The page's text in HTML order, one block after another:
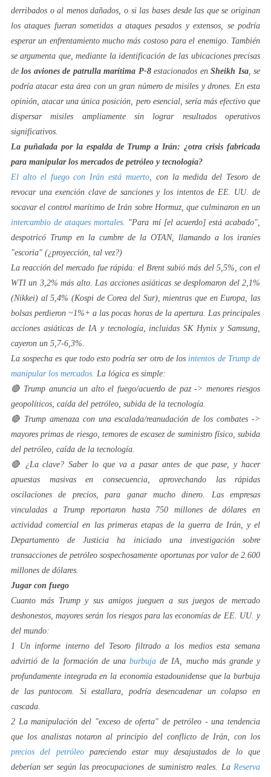
derribados o al menos dañados, o si las bases desde las que se originan
los ataques fueran sometidas a ataques pesados y extensos, se podría
esperar un enfrentamiento mucho más costoso para el enemigo. También
se argumenta que, mediante la identificación de las ubicaciones precisas
delos aviones de patrulla marítima P-8estacionados enSheikh Isa, se
podría atacar esta área con un gran número de misiles y drones. En esta
opinión, atacar una única posición, pero esencial, sería más efectivo que
dispersar misiles ampliamente sin lograr resultados operativos
significativos.
La puñalada por la espalda de Trump a Irán: ¿otra crisis fabricada
para manipular los mercados de petróleo y tecnología?
El alto el fuego con Irán está muerto, con la medida del Tesoro de
revocar una exención clave de sanciones y los intentos de EE. UU. de
socavar el control marítimo de Irán sobre Hormuz, que culminaron en un
intercambio de ataques mortales.
"Para mí [el acuerdo] está acabado",
despotricó Trump en la cumbre de la OTAN, llamando a los iraníes
"escoria" (¿proyección, tal vez?)
La reacción del mercado fue rápida: el Brent subió más del 5,5%, con el
WTI un 3,2% más alto. Las acciones asiáticas se desplomaron del 2,1%
(Nikkei) al 5,4% (Kospi de Corea del Sur), mientras que en Europa, las
bolsas perdieron ~1%+ a las pocas horas de la apertura. Las principales
acciones asiáticas de IA y tecnología, incluidas SK Hynix y Samsung,
cayeron un 5,7-6,3%.
La sospecha es que todo esto podría ser otro de los intentos de Trump de
manipular los mercados. La lógica es simple:
🔴 Trump anuncia un alto el fuego/acuerdo de paz -> menores riesgos
geopolíticos, caída del petróleo, subida de la tecnología.
🔴 Trump amenaza con una escalada/reanudación de los combates ->
mayores primas de riesgo, temores de escasez de suministro físico, subida
del petróleo, caída de la tecnología.
🔴 ¿La clave? Saber lo que va a pasar antes de que pase, y hacer
apuestas masivas en consecuencia, aprovechando las rápidas
oscilaciones de precios, para ganar mucho dinero. Las empresas
vinculadas a Trump reportaron hasta 750 millones de dólares en
actividad comercial en las primeras etapas de la guerra de Irán, y el
Departamento de Justicia ha iniciado una investigación sobre
transacciones de petróleo sospechosamente oportunas por valor de 2.600
millones de dólares.
Jugar con fuego
Cuanto más Trump y sus amigos jueguen a sus juegos de mercado
deshonestos, mayores serán los riesgos para las economías de EE. UU. y
del mundo:
1️ Un informe interno del Tesoro filtrado a los medios esta semana
advirtió de la formación de una burbuja de IA, mucho más grande y
profundamente integrada en la economía estadounidense que la burbuja
de las puntocom. Si estallara, podría desencadenar un colapso en
cascada.
2️ La manipulación del "exceso de oferta" de petróleo - una tendencia
que los analistas notaron al principio del conflicto de Irán, con los
precios del petróleopareciendo estar muy desajustados de lo que
deberían ser según las preocupaciones de suministro reales. La Reserva